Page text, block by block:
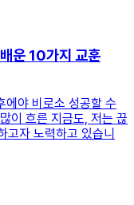
운 10가지 교훈
에야 비로소 성공할 수
이 흐른 지금도, 저는 끊
고자 노력하고 있습니